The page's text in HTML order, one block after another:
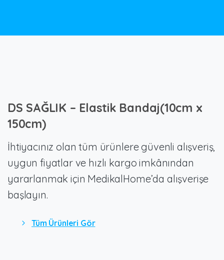
DS SAĞLIK – Elastik Bandaj(10cm x
150cm)
İhtiyacınız olan tüm ürünlere güvenli alışveriş,
uygun fiyatlar ve hızlı kargo imkânından
yararlanmak için MedikalHome’da alışverişe
başlayın.
Tüm Ürünleri Gör